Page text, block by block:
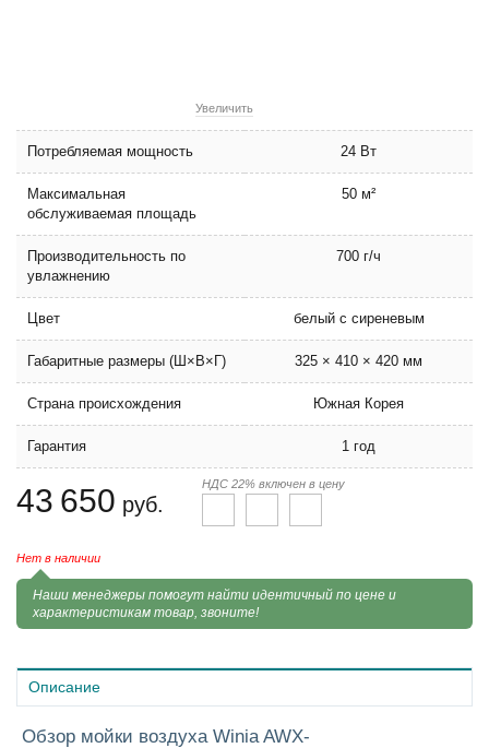
Увеличить
Потребляемая мощность 24 Вт
Максимальная
обслуживаемая площадь
50 м²
Производительность по
увлажнению
700 г/ч
Цвет белый с сиреневым
Габаритные размеры (Ш×В×Г) 325 × 410 × 420 мм
Страна происхождения Южная Корея
Гарантия 1 год
43 650 руб.
НДС 22% включен в цену
Нет в наличии
Наши менеджеры помогут найти идентичный по цене и
характеристикам товар, звоните!
Описание
Обзор мойки воздуха Winia AWX-